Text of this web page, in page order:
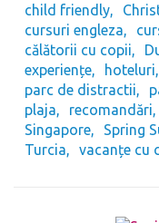
child friendly
cursuri engleza
călătorii cu copii
experiențe
hoteluri
parc de distractii
plaja
recomandări
Singapore
Spring
Turcia
vacanțe cu